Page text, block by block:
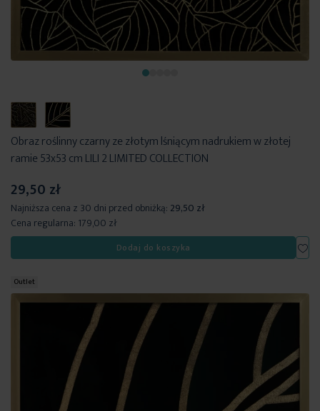
Obraz roślinny czarny ze złotym lśniącym nadrukiem w złotej
ramie 53x53 cm LILI 2 LIMITED COLLECTION
29,50 zł
Najniższa cena z 30 dni przed obniżką: 29,50 zł
Cena regularna: 179,00 zł
Dodaj do koszyka
Outlet